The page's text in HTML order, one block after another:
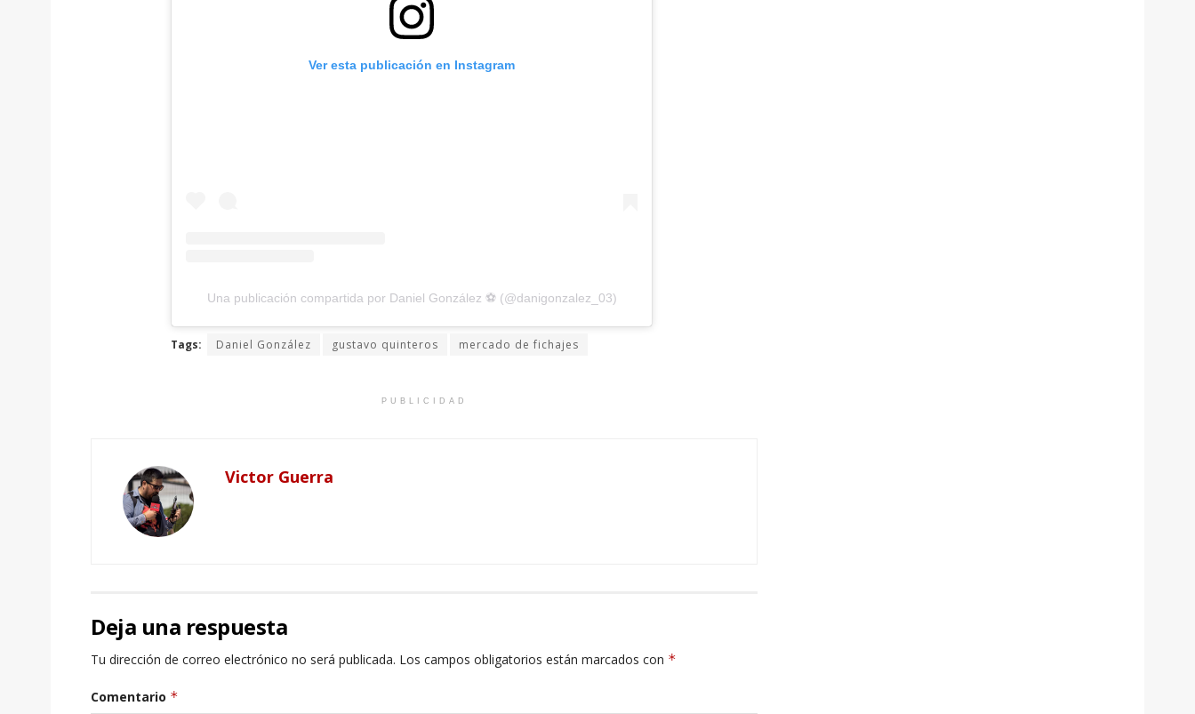
Ver esta publicación en Instagram
Una publicación compartida por Daniel González ⚽️ (@danigonzalez_03)
Tags: Daniel González gustavo quinteros mercado de fichajes
PUBLICIDAD
Victor Guerra
Deja una respuesta
Tu dirección de correo electrónico no será publicada. Los campos obligatorios están marcados con *
Comentario *